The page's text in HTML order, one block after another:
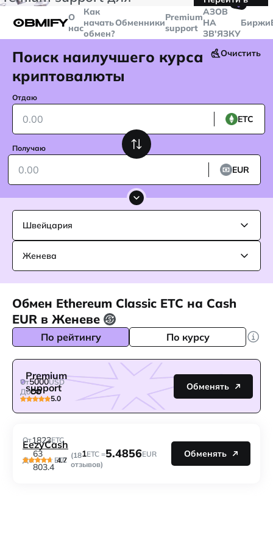
больше
$5000
Telegram
О
нас
Как
начать
обмен?
ОбменникиPremium
support
🤙
AЗОВ
НА
ЗВ'ЯЗКУ
Биржи
Поиск наилучшего курса
криптовалюты
Очистить
Отдаю
ETC
Получаю
EUR
Швейцария
Женева
Обмен Ethereum Classic ETC на Cash
EUR в Женеве
По рейтингу По курсу
Premium
support
5.0
От5000USD
До
Обменять
EezyCash
4.7 (18
отзывов)
От1823ETC
До
63
803.4
ETC
1ETC =5.4856EUR Обменять